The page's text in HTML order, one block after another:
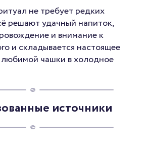
не требует редких
решают удачный напиток,
и внимание к
и складывается настоящее
любимой чашки в холодное
источники